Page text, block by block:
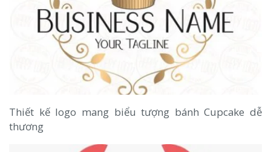
Thiết kế logo mang biểu tượng bánh Cupcake dễ
thương